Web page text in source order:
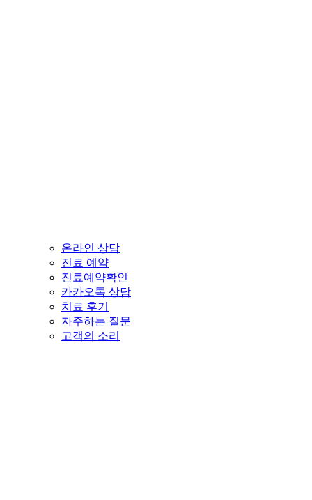
온라인 상담
진료 예약
진료예약확인
카카오톡 상담
치료 후기
자주하는 질문
고객의 소리